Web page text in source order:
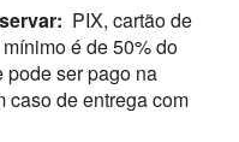
PIX, cartão de
é de 50% do
pode ser pago na
caso de entrega com